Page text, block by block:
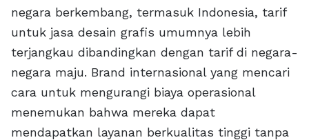
negara berkembang, termasuk Indonesia, tarif
untuk jasa desain grafis umumnya lebih
terjangkau dibandingkan dengan tarif di negara-
negara maju. Brand internasional yang mencari
cara untuk mengurangi biaya operasional
menemukan bahwa mereka dapat
mendapatkan layanan berkualitas tinggi tanpa